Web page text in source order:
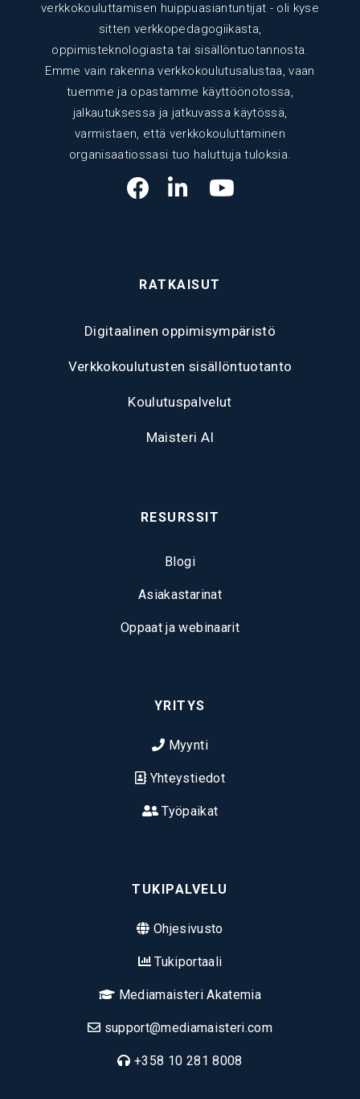
verkkokouluttamisen huippuasiantuntijat - oli kyse
sitten verkkopedagogiikasta,
oppimisteknologiasta tai sisällöntuotannosta.
Emme vain rakenna verkkokoulutusalustaa, vaan
tuemme ja opastamme käyttöönotossa,
jalkautuksessa ja jatkuvassa käytössä,
varmistaen, että verkkokouluttaminen
organisaatiossasi tuo haluttuja tuloksia.
RATKAISUT
Digitaalinen oppimisympäristö
Verkkokoulutusten sisällöntuotanto
Koulutuspalvelut
Maisteri AI
RESURSSIT
Blogi
Asiakastarinat
Oppaat ja webinaarit
YRITYS
Myynti
Yhteystiedot
Työpaikat
TUKIPALVELU
Ohjesivusto
Tukiportaali
Mediamaisteri Akatemia
support@mediamaisteri.com
+358 10 281 8008